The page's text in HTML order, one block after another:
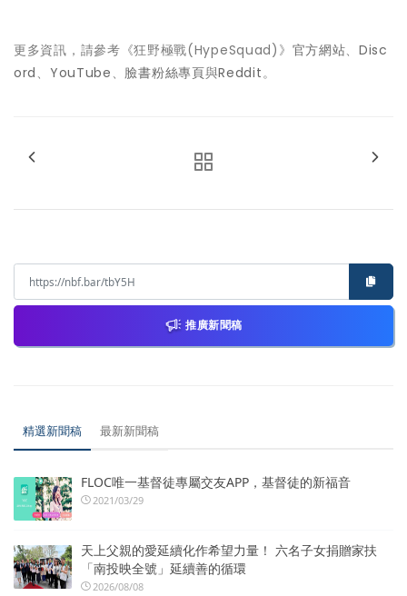
更多資訊，請參考《狂野極戰(HypeSquad)》 官方網站、Disc
ord 、 YouTube 、臉書粉絲專頁與Reddit。
推廣新聞稿
精選新聞稿 最新新聞稿
FLOC唯一基督徒專屬交友APP，基督徒的新福音
2021/03/29
天上父親的愛延續化作希望力量！ 六名子女捐贈家扶
「南投映全號」延續善的循環
2026/08/08